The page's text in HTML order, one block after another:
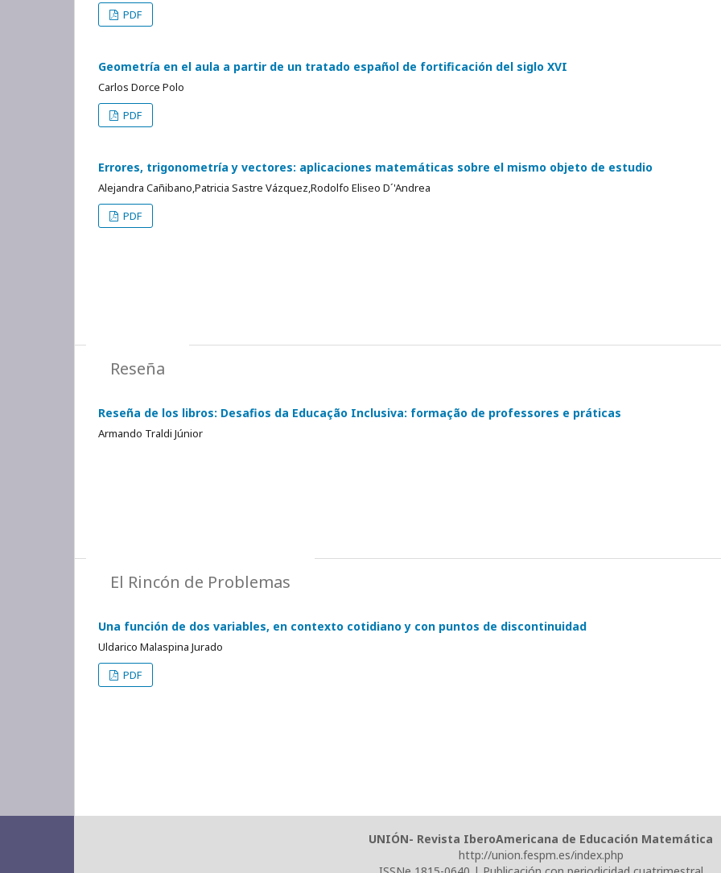
PDF
Geometría en el aula a partir de un tratado español de fortificación del siglo XVI
Carlos Dorce Polo
PDF
Errores, trigonometría y vectores: aplicaciones matemáticas sobre el mismo objeto de estudio
Alejandra Cañibano,Patricia Sastre Vázquez,Rodolfo Eliseo D´'Andrea
PDF
Reseña
Reseña de los libros: Desafios da Educação Inclusiva: formação de professores e práticas
Armando Traldi Júnior
El Rincón de Problemas
Una función de dos variables, en contexto cotidiano y con puntos de discontinuidad
Uldarico Malaspina Jurado
PDF
UNIÓN- Revista IberoAmericana de Educación Matemática
http://union.fespm.es/index.php